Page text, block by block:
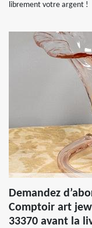
librement votre argent !
Demandez
Comptoir art
33370 avant la